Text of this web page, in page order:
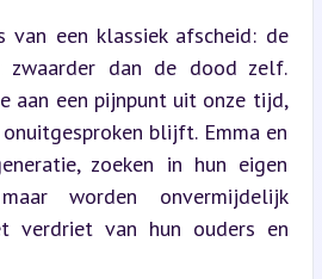
van een klassiek afscheid: de
zwaarder dan de dood zelf.
aan een pijnpunt uit onze tijd,
blijft. Emma en
zoeken in hun eigen
worden onvermijdelijk
verdriet van hun ouders en